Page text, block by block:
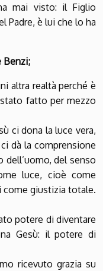
mai visto: il Figlio
Padre, è lui che lo ha
Benzi;
altra realtà perché è
fatto per mezzo
ci dona la luce vera,
dà la comprensione
del senso
luce, cioè come
come giustizia totale.
potere di diventare
Gesù: il potere di
ricevuto grazia su